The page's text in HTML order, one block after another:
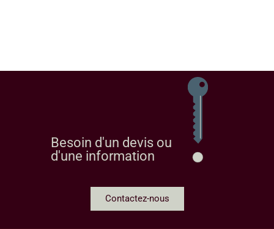
Besoin d'un devis ou
d'une information
Contactez-nous